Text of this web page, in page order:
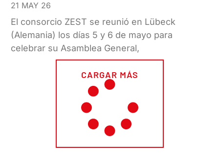
21 MAY 26
El consorcio ZEST se reunió en Lübeck
(Alemania) los días 5 y 6 de mayo para
celebrar su Asamblea General,
CARGAR MÁS